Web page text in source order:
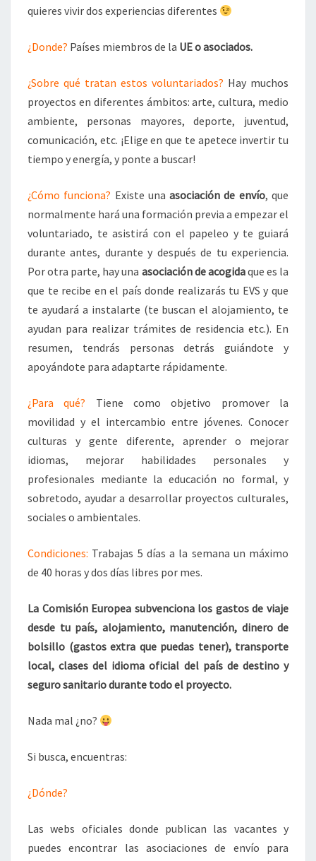
quieres vivir dos experiencias diferentes
¿Donde? Países miembros de la UE o asociados.
¿Sobre qué tratan estos voluntariados? Hay muchos
proyectos en diferentes ámbitos: arte, cultura, medio
ambiente, personas mayores, deporte, juventud,
comunicación, etc. ¡Elige en que te apetece invertir tu
tiempo y energía, y ponte a buscar!
¿Cómo funciona? Existe unaasociación de envío, que
normalmente hará una formación previa a empezar el
voluntariado, te asistirá con el papeleo y te guiará
durante antes, durante y después de tu experiencia.
Por otra parte, hay una asociación de acogidaque es la
que te recibe en el país donde realizarás tu EVS y que
te ayudará a instalarte (te buscan el alojamiento, te
ayudan para realizar trámites de residencia etc.). En
resumen, tendrás personas detrás guiándote y
apoyándote para adaptarte rápidamente.
¿Para qué? Tiene como objetivo promover la
movilidad y el intercambio entre jóvenes. Conocer
culturas y gente diferente, aprender o mejorar
idiomas, mejorar habilidades personales y
profesionales mediante la educación no formal, y
sobretodo, ayudar a desarrollar proyectos culturales,
sociales o ambientales.
Condiciones: Trabajas 5 días a la semana un máximo
de 40 horas y dos días libres por mes.
La Comisión Europea subvenciona los gastos de viaje
desde tu país, alojamiento, manutención, dinero de
bolsillo (gastos extra que puedas tener), transporte
local, clases del idioma oficial del país de destino y
seguro sanitario durante todo el proyecto.
Nada mal ¿no?
Si busca, encuentras:
¿Dónde?
Las webs oficiales donde publican las vacantes y
puedes encontrar las asociaciones de envío para